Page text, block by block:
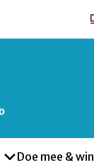
Doe mee & win